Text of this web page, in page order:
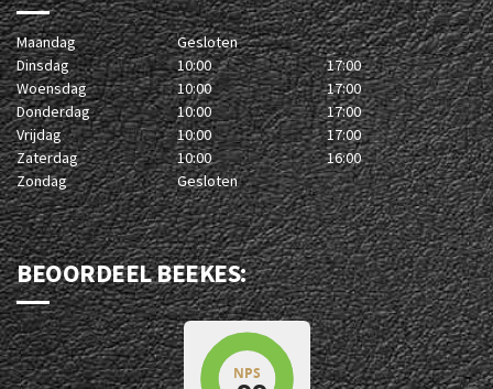
Maandag
Gesloten
Dinsdag
10:00
17:00
Woensdag
10:00
17:00
Donderdag
10:00
17:00
Vrijdag
10:00
17:00
Zaterdag
10:00
16:00
Zondag
Gesloten
BEOORDEEL BEEKES: